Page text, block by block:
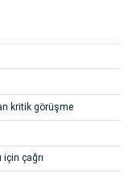
kritik görüşme
için çağrı